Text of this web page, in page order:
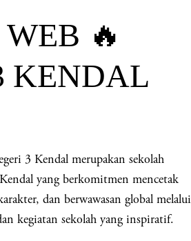
🔥
KENDAL
3 Kendal merupakan sekolah
yang berkomitmen mencetak
dan berwawasan global melalui
kegiatan sekolah yang inspiratif.